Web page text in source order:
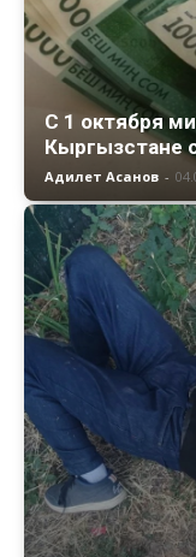
С 1 октября
Кыргызстане
Адилет Асанов -